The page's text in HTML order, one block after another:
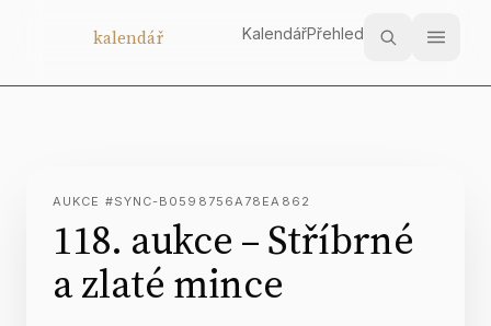
kalendář KalendářPřehled
AUKCE #SYNC-B0598756A78EA862
118. aukce – Stříbrné
a zlaté mince